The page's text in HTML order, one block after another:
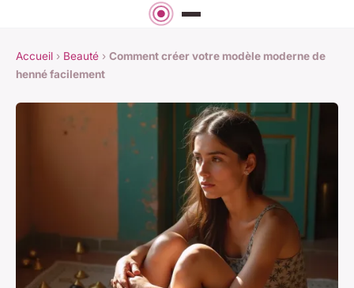
Accueil › Beauté › Comment créer votre modèle moderne de
henné facilement